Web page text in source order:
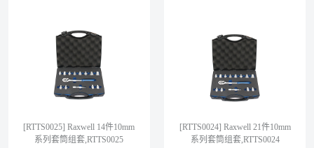
[RTTS0025] Raxwell 14件10mm
系列套筒组套,RTTS0025
[RTTS0024] Raxwell 21件10mm
系列套筒组套,RTTS0024